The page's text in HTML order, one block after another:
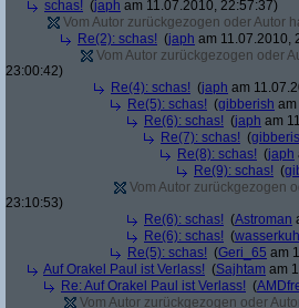
schas! (japh am 11.07.2010, 22:57:37)
Vom Autor zurückgezogen oder Autor
Re(2): schas! (japh am 11.07.2010,
Vom Autor zurückgezogen oder
23:00:42)
Re(4): schas! (japh am
Re(5): schas! (gibberish am
Re(6): schas! (japh am
Re(7): schas! (
Re(8): schas! (japh
Re(9): schas! (
Vom Autor zurückgezogen
23:10:53)
Re(6): schas! (Astroman
Re(6): schas! (wasserkuh
Re(5): schas! (Geri_65 am
Auf Orakel Paul ist Verlass! (Sajhtam am
Re: Auf Orakel Paul ist Verlass! (
Vom Autor zurückgezogen oder